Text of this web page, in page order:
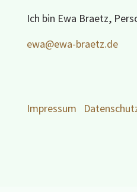
Ich bin Ewa Braetz,
ewa@ewa-braetz.de
Impressum